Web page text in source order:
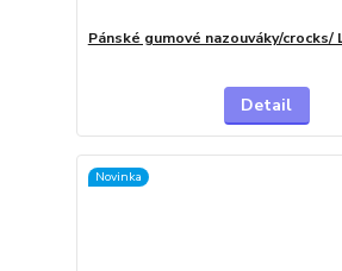
Pánské gumové nazouváky/crocks/
Detail
Novinka